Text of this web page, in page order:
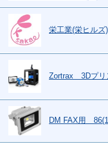
栄工業(栄ヒルズ
Zortrax 3Dプリ
DM FAX用